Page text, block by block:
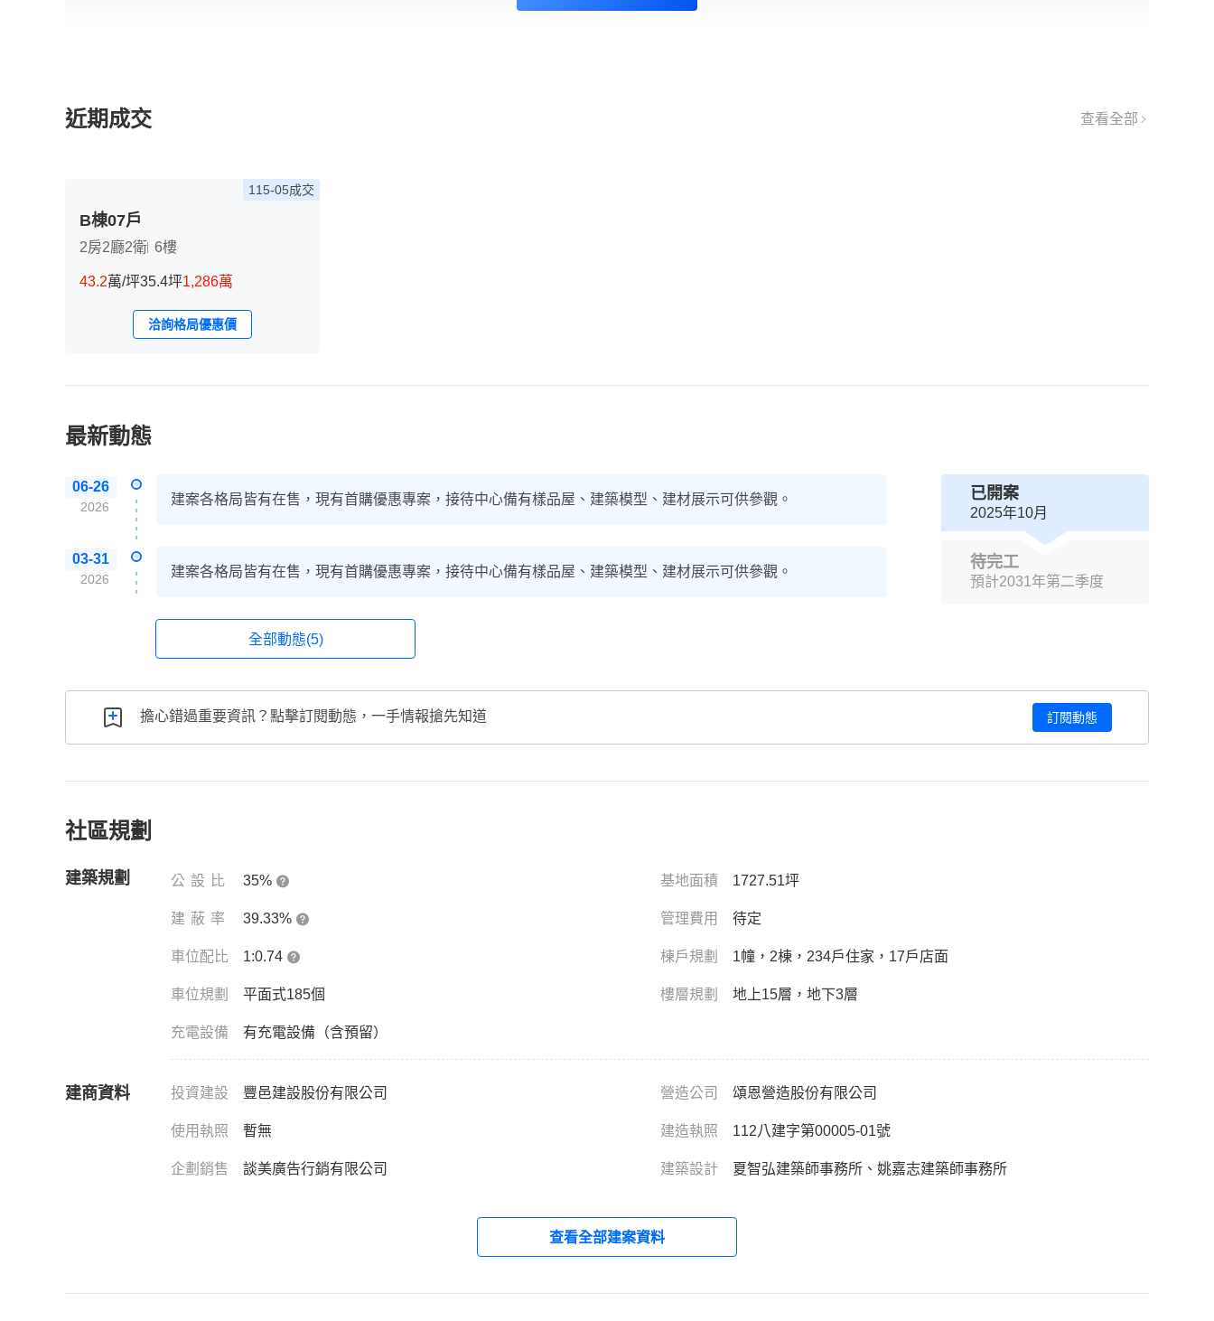
近期成交 查看全部
115-05成交
B棟07戶
2房2廳2衛 6樓
43.2萬/坪35.4坪1,286萬
洽詢格局優惠價
最新動態
已開案
2025年10月
待完工
預計2031年第二季度
06-26
2026 建案各格局皆有在售，現有首購優惠專案，接待中心備有樣品屋、建築模型、建材展示可供參觀。
03-31
2026 建案各格局皆有在售，現有首購優惠專案，接待中心備有樣品屋、建築模型、建材展示可供參觀。
全部動態(5)
擔心錯過重要資訊？點擊訂閱動態，一手情報搶先知道 訂閱動態
社區規劃
建築規劃 公設比 35% 基地面積 1727.51坪
建蔽率 39.33% 管理費用 待定
車位配比 1:0.74 棟戶規劃 1幢，2棟，234戶住家，17戶店面
車位規劃 平面式185個 樓層規劃 地上15層，地下3層
充電設備 有充電設備（含預留）
建商資料 投資建設 豐邑建設股份有限公司 營造公司 頌恩營造股份有限公司
使用執照 暫無 建造執照 112八建字第00005-01號
企劃銷售 談美廣告行銷有限公司 建築設計 夏智弘建築師事務所、姚嘉志建築師事務所
查看全部建案資料